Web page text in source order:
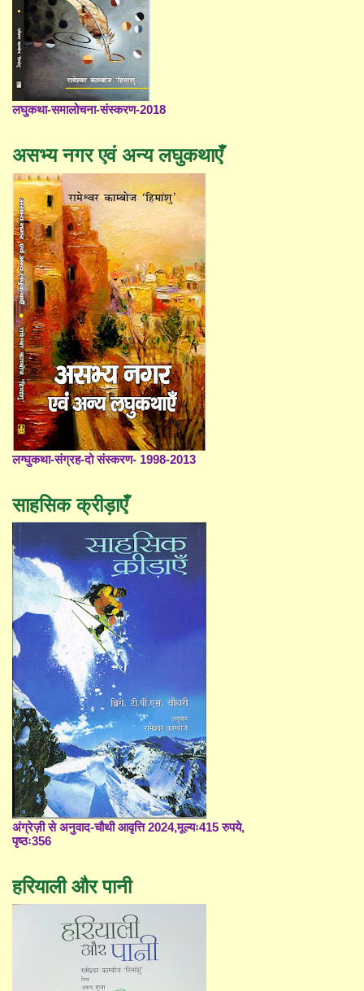
लघुकथा-समालोचना-संस्करण-2018
असभ्य नगर एवं अन्य लघुकथाएँ
लग्घुकथा-संग्रह-दो संस्करण- 1998-2013
साहसिक क्रीड़ाएँ
अंग्रेज़ी से अनुवाद-चौथी आवृत्ति 2024,मूल्यः415 रुपये,
पृष्ठः356
हरियाली और पानी